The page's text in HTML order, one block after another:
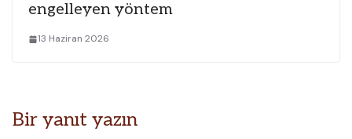
engelleyen yöntem
13 Haziran 2026
Bir yanıt yazın